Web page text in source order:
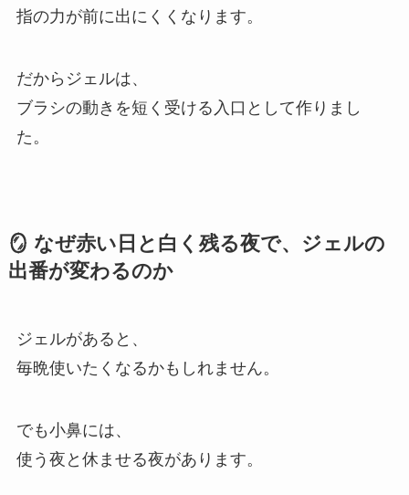
指の力が前に出にくくなります。
だからジェルは、
ブラシの動きを短く受ける入口として作りまし
た。
🪞 なぜ赤い日と白く残る夜で、ジェルの
出番が変わるのか
ジェルがあると、
毎晩使いたくなるかもしれません。
でも小鼻には、
使う夜と休ませる夜があります。